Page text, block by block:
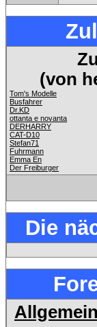
(von
Tom's Modelle
Busfahrer
Dr.KD
ottanta e novanta
DERHARRY
CAT-D10
Stefan71
Fuhrmann
Emma En
Der Freiburger
Die